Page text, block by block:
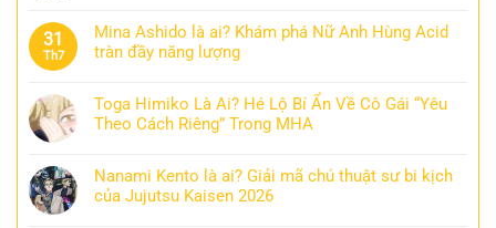
31
Th7
Mina Ashido là ai? Khám phá Nữ Anh Hùng Acid
tràn đầy năng lượng
Toga Himiko Là Ai? Hé Lộ Bí Ẩn Về Cô Gái “Yêu
Theo Cách Riêng” Trong MHA
Nanami Kento là ai? Giải mã chú thuật sư bi kịch
của Jujutsu Kaisen 2026